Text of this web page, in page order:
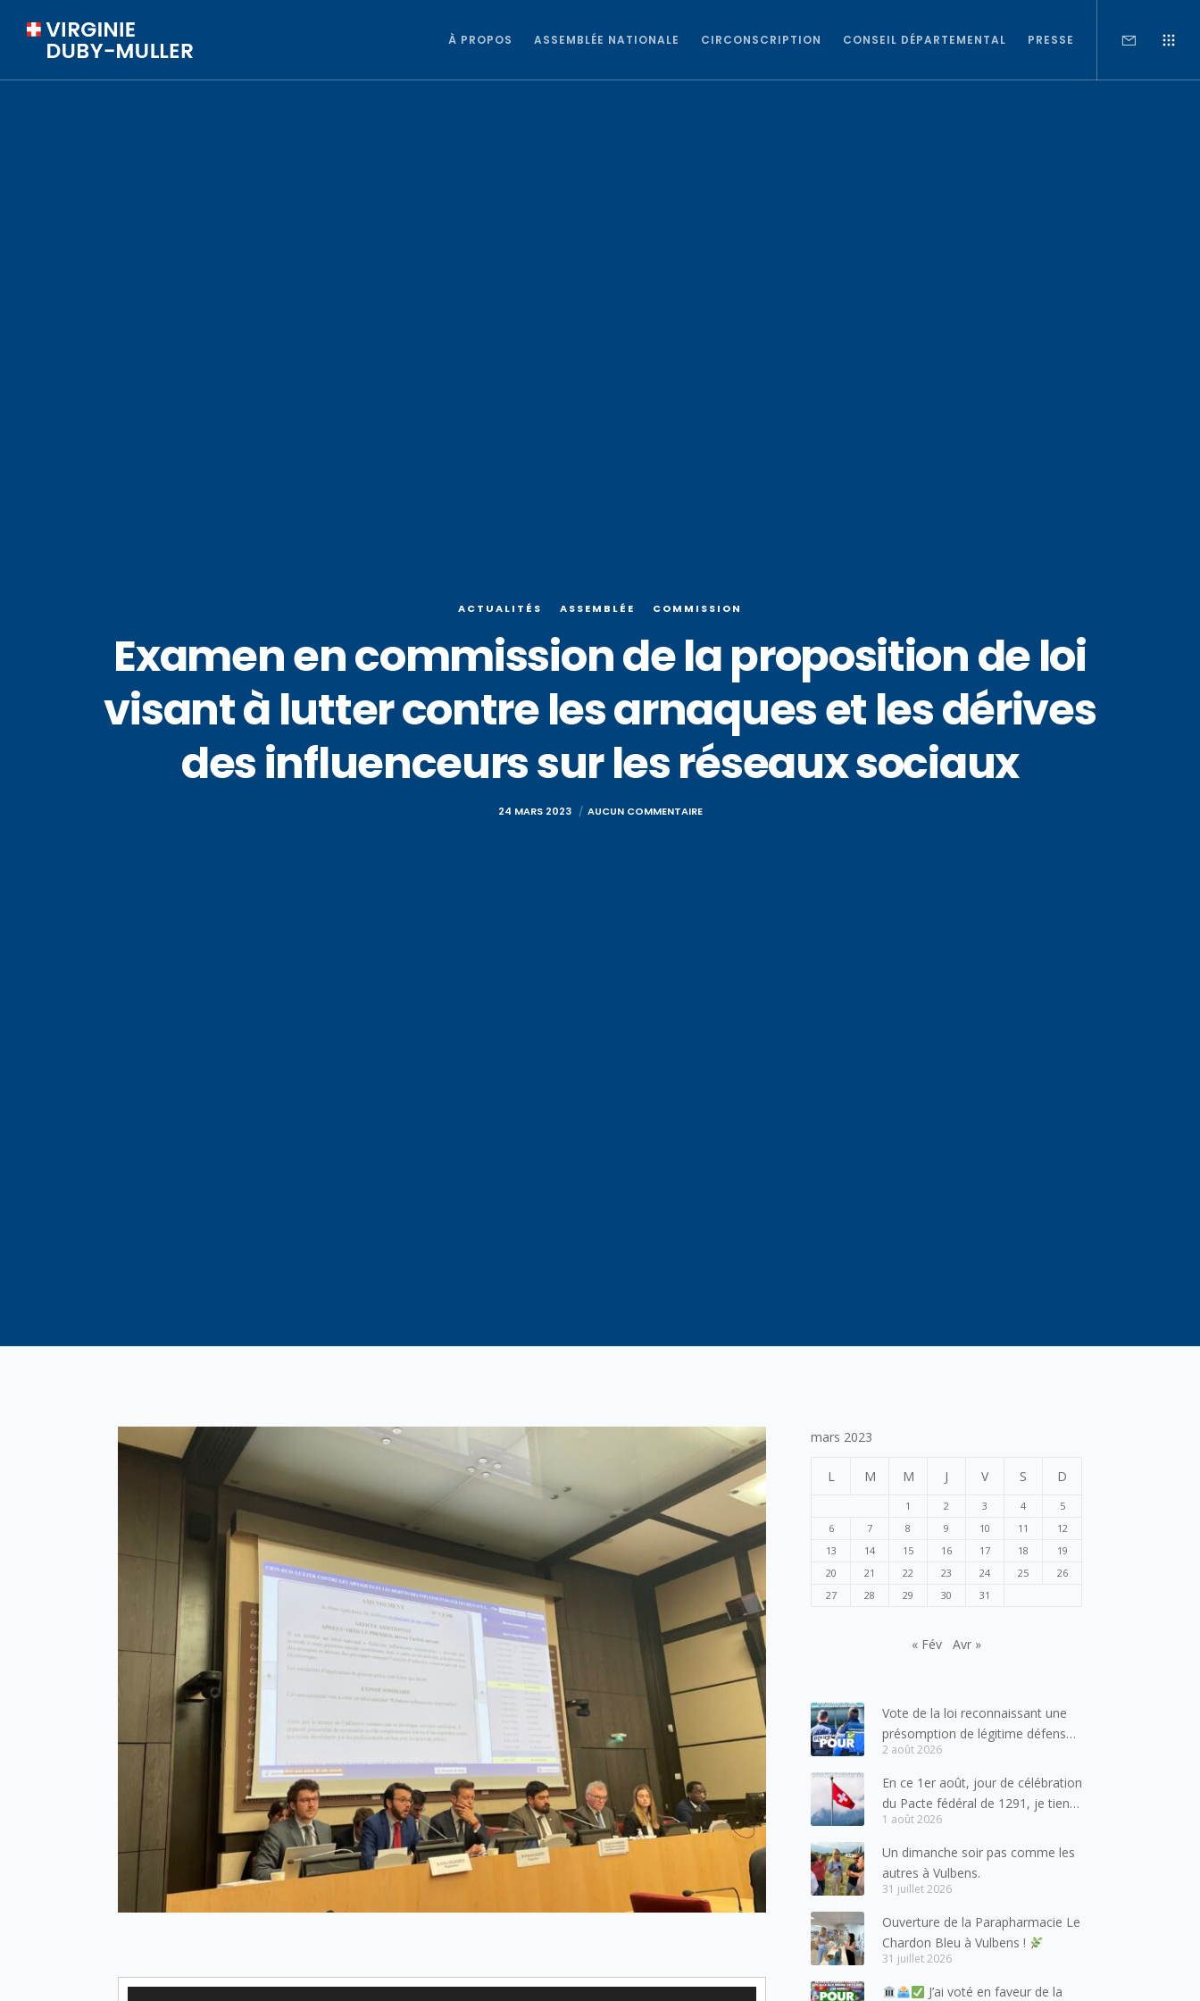
À PROPOS ASSEMBLÉE NATIONALE CIRCONSCRIPTION CONSEIL DÉPARTEMENTAL PRESSE
ACTUALITÉS ASSEMBLÉE COMMISSION
Examen en commission de la proposition de loi
visant à lutter contre les arnaques et les dérives
des influenceurs sur les réseaux sociaux
24 MARS 2023 AUCUN COMMENTAIRE
mars 2023
L M M J V S D
1 2 3 4
5
6
7 8 9 10 11
12
13
14 15 16 17 18
19
20
21 22 23 24 25
26
27
28 29 30 31
« Fév Avr »
Vote de la loi reconnaissant une
présomption de légitime défense
pour les forces de l’ordre
2 août 2026
En ce 1er août, jour de célébration
du Pacte fédéral de 1291, je tiens
à adresser mes meilleures
salutations à nos voisins et amis
suisses, et plus particulièrement
aux habitants du bassin genevois
lesquels la Haute-Savoie
entretient des liens étroits et
quotidiens.
1 août 2026
Un dimanche soir pas comme les
autres à Vulbens.
31 juillet 2026
Ouverture de la Parapharmacie Le
Chardon Bleu à Vulbens !
31 juillet 2026
J’ai voté en faveur de la